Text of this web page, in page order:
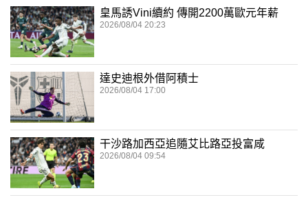
皇馬誘Vini續約 傳開2200萬歐元年薪
2026/08/04 20:23
達史迪根外借阿積士
2026/08/04 17:00
干沙路加西亞追隨艾比路亞投富咸
2026/08/04 09:54